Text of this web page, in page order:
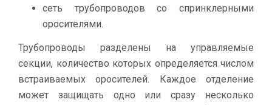
сеть трубопроводов со спринклерными
оросителями.
Трубопроводы разделены на управляемые
секции, количество которых определяется числом
встраиваемых оросителей. Каждое отделение
может защищать одно или сразу несколько